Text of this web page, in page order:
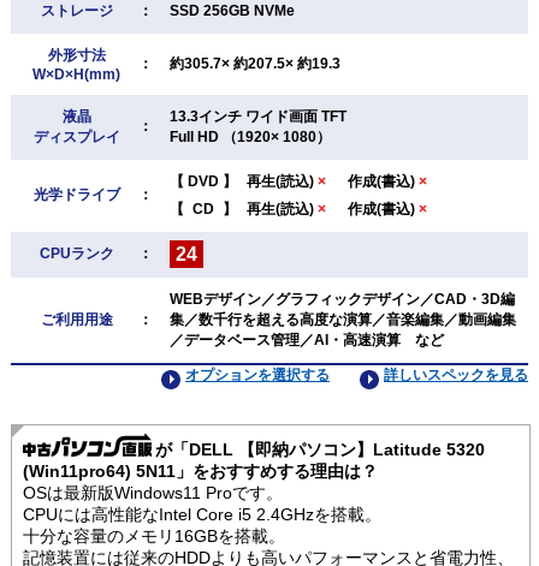
ストレージ ： SSD 256GB NVMe
外形寸法
W×D×H(mm)
： 約305.7× 約207.5× 約19.3
液晶
ディスプレイ
：
13.3インチ ワイド画面 TFT
Full HD （1920× 1080）
光学ドライブ ：
【 DVD 】 再生(読込) × 作成(書込) ×
【 CD 】 再生(読込) × 作成(書込) ×
CPUランク ： 24
ご利用用途 ：
WEBデザイン／グラフィックデザイン／CAD・3D編
集／数千行を超える高度な演算／音楽編集／動画編集
／データベース管理／AI・高速演算 など
詳しいスペックを見る
オプションを選択する
が「DELL 【即納パソコン】Latitude 5320
(Win11pro64) 5N11」をおすすめする理由は？
OSは最新版Windows11 Proです。
CPUには高性能なIntel Core i5 2.4GHzを搭載。
十分な容量のメモリ16GBを搭載。
記憶装置には従来のHDDよりも高いパフォーマンスと省電力性、